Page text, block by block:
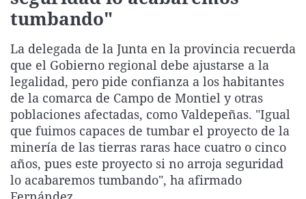
Como el perro y el
Equipo de
Operación Viuda
La Rioja
Navarra
País Vasco
Elecciones
tumbando"
La delegada de la Junta en la provincia recuerda
que el Gobierno regional debe ajustarse a la
legalidad, pero pide confianza a los habitantes
de la comarca de Campo de Montiel y otras
poblaciones afectadas, como Valdepeñas. "Igual
que fuimos capaces de tumbar el proyecto de la
minería de las tierras raras hace cuatro o cinco
años, pues este proyecto si no arroja seguridad
lo acabaremos tumbando", ha afirmado